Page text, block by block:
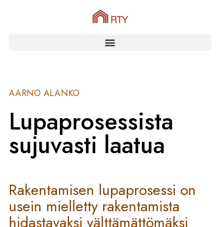
AARNO ALANKO
Lupaprosessista
sujuvasti laatua
Rakentamisen lupaprosessi on
usein mielletty rakentamista
hidastavaksi välttämättömäksi